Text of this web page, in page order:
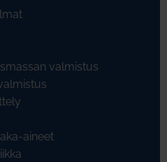
valmistus
aineet